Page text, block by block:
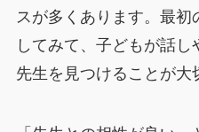
スが多くあります。最
してみて、子どもが話
先生を見つけることが大